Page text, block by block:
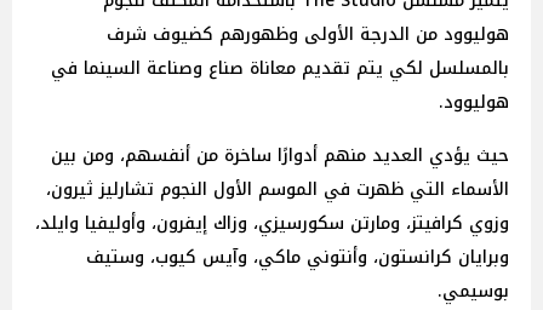
هوليوود من الدرجة الأولى وظهورهم كضيوف شرف
بالمسلسل لكي يتم تقديم معاناة صناع وصناعة السينما في
هوليوود.
حيث يؤدي العديد منهم أدوارًا ساخرة من أنفسهم، ومن بين
الأسماء التي ظهرت في الموسم الأول النجوم تشارليز ثيرون،
وزوي كرافيتز، ومارتن سكورسيزي، وزاك إيفرون، وأوليفيا وايلد،
وبرايان كرانستون، وأنتوني ماكي، وآيس كيوب، وستيف
بوسيمي.